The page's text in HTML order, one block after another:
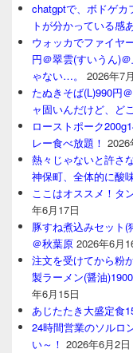
chatgptで、ボドゲカ
トが分かっている感あ
ウォッカでファイヤ
円＠翠雲(すいうん)
ゃない…。
2026年7
たぬきそば(L)990円
ャ固いんだけど、ど
ローストポーク
レー食べ放題！ 2026
熱々じゃないと許さ
神保町、全体的に酸
ここはオススメ！タ
年6月17日
豚すね煮込みセット
＠秋葉原 2026年6月
注文を受けてから粉
製ラーメン(醤油
年6月15日
あじたたき大盛定食
24時間営業のソルロ
い～！ 2026年6月2日